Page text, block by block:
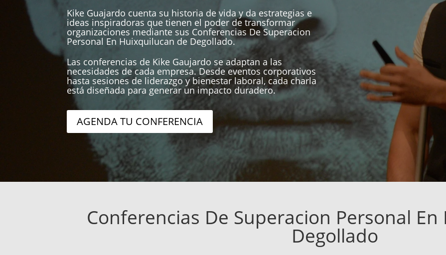
Kike Guajardo cuenta su historia de vida y da estrategias e
ideas inspiradoras que tienen el poder de transformar
organizaciones mediante sus Conferencias De Superacion
Personal En Huixquilucan de Degollado.
Las conferencias de Kike Gaujardo se adaptan a las
necesidades de cada empresa. Desde eventos corporativos
hasta sesiones de liderazgo y bienestar laboral, cada charla
está diseñada para generar un impacto duradero.
AGENDA TU CONFERENCIA
Conferencias De Superacion Personal
Degollado